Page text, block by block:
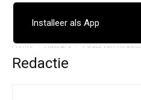
Home Auteurs Posts van
Redactie
Installeer als App